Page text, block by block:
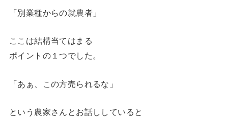
「別業種からの就農者」
ここは結構当てはまる
ポイントの１つでした。
「あぁ、この方売られるな」
という農家さんとお話ししていると